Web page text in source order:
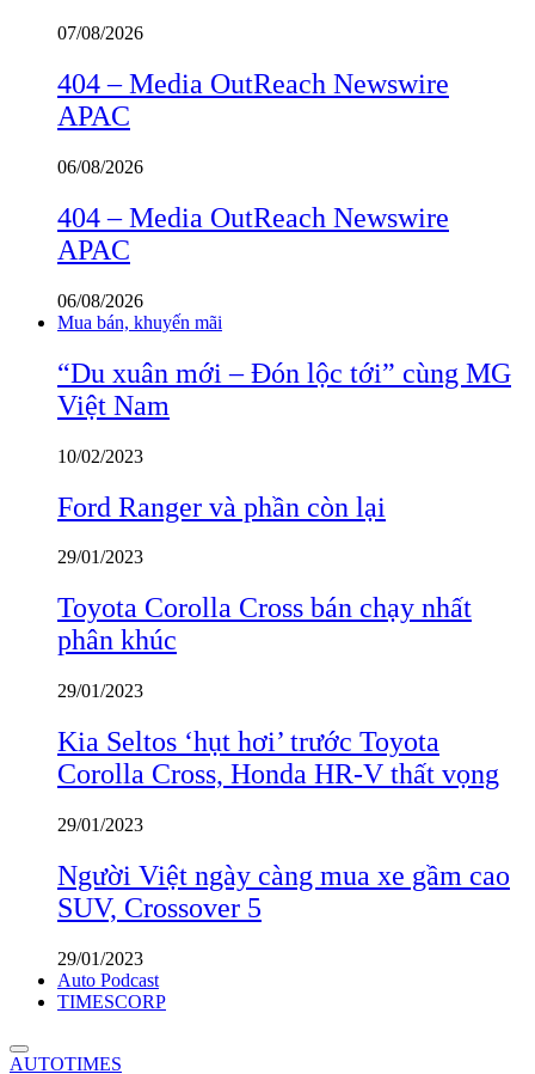
07/08/2026
404 – Media OutReach Newswire
APAC
06/08/2026
404 – Media OutReach Newswire
APAC
06/08/2026
Mua bán, khuyến mãi
“Du xuân mới – Đón lộc tới” cùng MG
Việt Nam
10/02/2023
Ford Ranger và phần còn lại
29/01/2023
Toyota Corolla Cross bán chạy nhất
phân khúc
29/01/2023
Kia Seltos ‘hụt hơi’ trước Toyota
Corolla Cross, Honda HR-V thất vọng
29/01/2023
Người Việt ngày càng mua xe gầm cao
SUV, Crossover 5
29/01/2023
Auto Podcast
TIMESCORP
AUTOTIMES